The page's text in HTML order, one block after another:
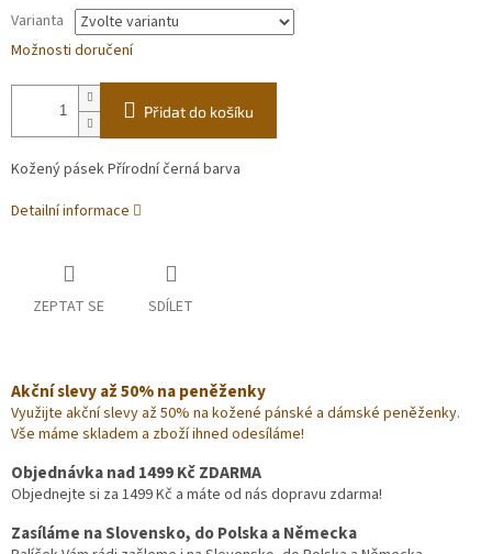
Varianta
Možnosti doručení
Přidat do košíku
Kožený pásek Přírodní černá barva
Detailní informace
ZEPTAT SE SDÍLET
Akční slevy až 50% na peněženky
Využijte akční slevy až 50% na kožené pánské a dámské peněženky.
Vše máme skladem a zboží ihned odesíláme!
Objednávka nad 1499 Kč ZDARMA
Objednejte si za 1499 Kč a máte od nás dopravu zdarma!
Zasíláme na Slovensko, do Polska a Německa